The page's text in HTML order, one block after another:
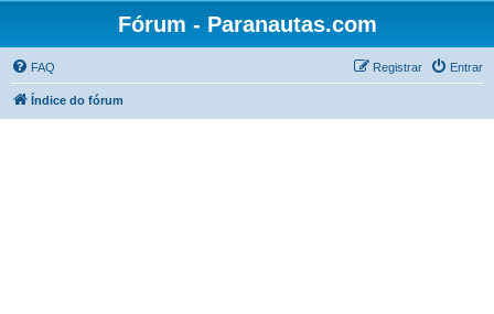
Fórum - Paranautas.com
FAQ Entrar
Registrar
Índice do fórum